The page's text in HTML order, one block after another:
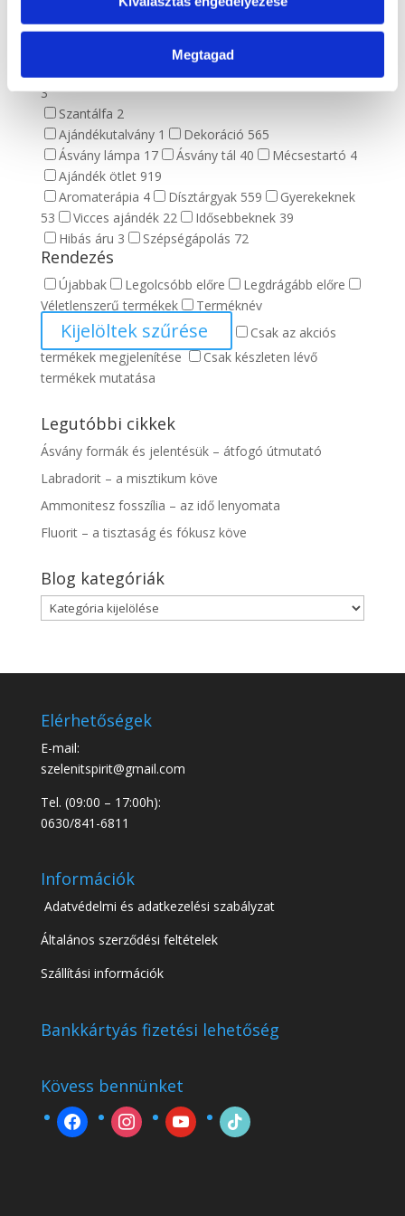
Megtagad
Kiegészítők49
Fa golyótartó
3
Szantálfa 2
Ajándékutalvány 1 Dekoráció 565
Ásvány lámpa 17 Ásvány tál 40 Mécsestartó 4
Ajándék ötlet 919
Aromaterápia 4 Dísztárgyak 559
Gyerekeknek
53
Vicces ajándék 22 Idősebbeknek 39
Hibás áru 3 Szépségápolás 72
Rendezés
Újabbak Legolcsóbb előre
Legdrágább előre
Véletlenszerű termékek
Terméknév
Kijelöltek szűrése
Csak az akciós
termékek megjelenítése
Csak készleten lévő
termékek mutatása
Legutóbbi cikkek
Ásvány formák és jelentésük – átfogó útmutató
Labradorit – a misztikum köve
Ammonitesz fosszília – az idő lenyomata
Fluorit – a tisztaság és fókusz köve
Blog kategóriák
Blog
kategóriák
Elérhetőségek
E-mail:
szelenitspirit@gmail.com
Tel. (09:00 – 17:00h):
0630/841-6811
Információk
Adatvédelmi és adatkezelési szabályzat
Általános szerződési feltételek
Szállítási információk
Bankkártyás fizetési lehetőség
Kövess bennünket
facebook instagramyoutube tiktok